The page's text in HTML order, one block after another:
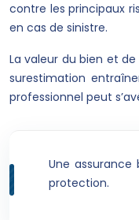
contre les principaux
en cas de sinistre.
La valeur du bien et
surestimation
professionnel peut
Une
protection.